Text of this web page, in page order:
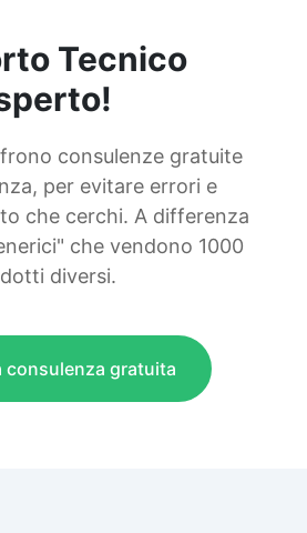
Tecnico
consulenze gratuite
per evitare errori e
che cerchi. A differenza
che vendono 1000
diversi.
consulenza gratuita